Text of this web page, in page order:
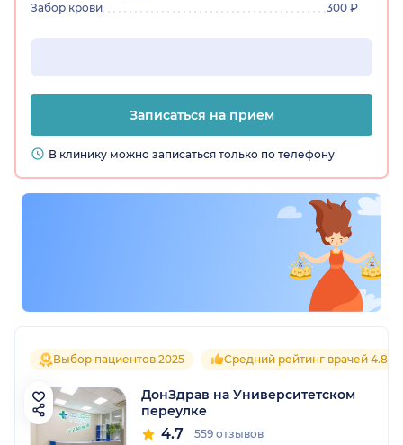
Забор крови
300 ₽
Записаться на прием
В клинику можно записаться только по телефону
Выбор пациентов 2025 Средний рейтинг врачей 4.8
ДонЗдрав на Университетском
переулке
4.7 559 отзывов